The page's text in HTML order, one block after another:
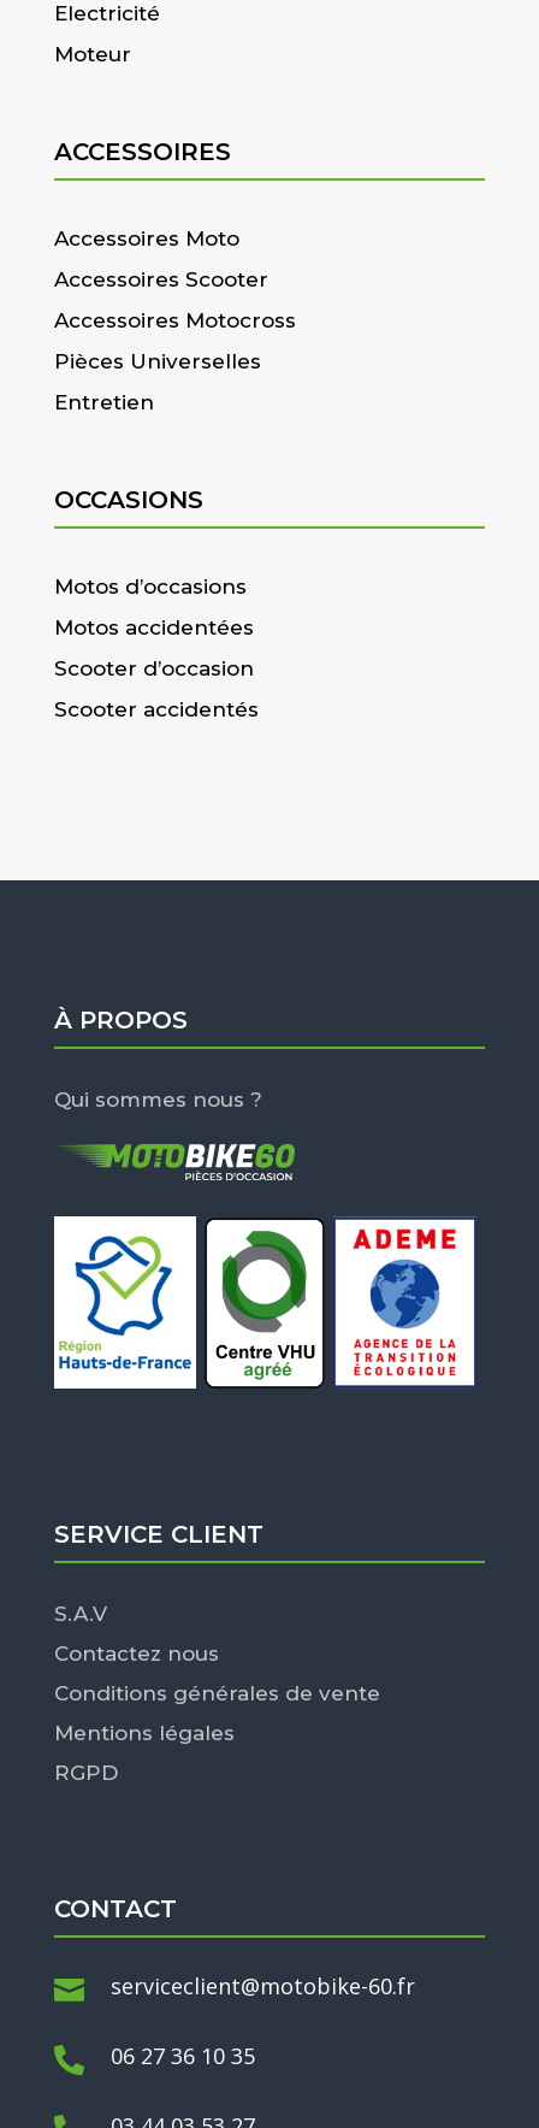
Electricité
Moteur
ACCESSOIRES
Accessoires Moto
Accessoires Scooter
Accessoires Motocross
Pièces Universelles
Entretien
OCCASIONS
Motos d’occasions
Motos accidentées
Scooter d’occasion
Scooter accidentés
À PROPOS
Qui sommes nous ?
SERVICE CLIENT
S.A.V
Contactez nous
Conditions générales de vente
Mentions légales
RGPD
CONTACT
 serviceclient@motobike-60.fr
 06 27 36 10 35